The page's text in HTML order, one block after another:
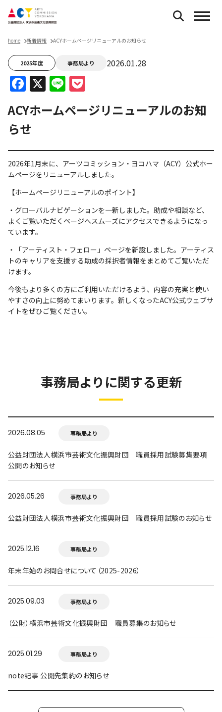
home 新着情報 ACYホームページリニューアルのお知らせ
2025年度 事務局より 2026.01.28
Facebook
X Line
ACYホームページリニューアルのお知
らせ
2026年1月末に、アーツコミッション・ヨコハマ（ACY）公式ホー
ムページをリニューアルしました。
【ホームページリニューアルのポイント】
・グローバルナビゲーションを一新しました。助成や相談など、
よくご覧いただくページへスムーズにアクセスできるようになっ
ています。
・「アーティスト・フェロー」ページを新設しました。アーティス
トのキャリアを支援する助成の採択者情報をまとめてご覧いただ
けます。
今後もより多くの方にご利用いただけるよう、内容の充実と使い
やすさの向上に努めてまいります。新しくなったACY公式ウェブサ
イトをぜひご覧ください。
事務局よりに関する更新
2026.08.05 事務局より
公益財団法人横浜市芸術文化振興財団 職員採用試験募集要項
公開のお知らせ
2026.05.26 事務局より
公益財団法人横浜市芸術文化振興財団 職員採用試験のお知らせ
2025.12.16 事務局より
年末年始のお問合せについて（2025-2026）
2025.09.03 事務局より
（公財）横浜市芸術文化振興財団 職員募集のお知らせ
2025.01.29 事務局より
note記事 公開先集約のお知らせ